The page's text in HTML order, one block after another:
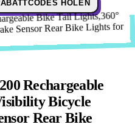
HOLEN
Rechargeable
Bicycle
Rear Bike